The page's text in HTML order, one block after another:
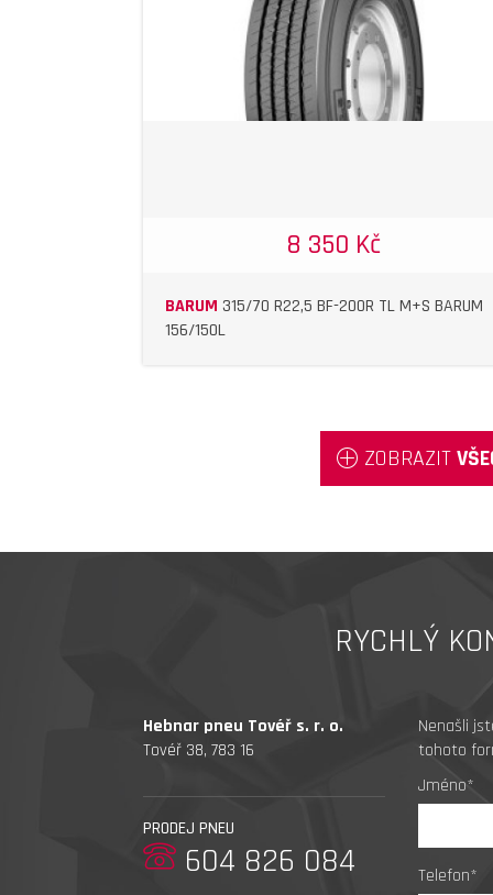
8 350 Kč
BARUM 315/70 R22,5 BF-200R TL M+S BARUM
156/150L
DETAIL
ZOBRAZIT
RYCHLÝ
Hebnar pneu Tovéř s. r. o.
Tovéř 38, 783 16
PRODEJ PNEU
604 826 084
Nenašli
tohoto
Jméno*
Telefon*